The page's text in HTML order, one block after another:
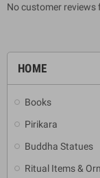
HOME
Books
Pirikara
Buddha Statues
Ritual Items &
No customer reviews